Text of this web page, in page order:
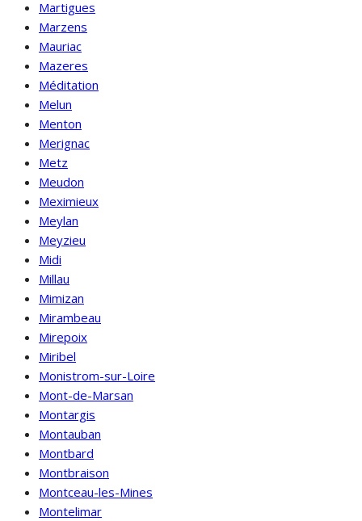
Martigues
Marzens
Mauriac
Mazeres
Méditation
Melun
Menton
Merignac
Metz
Meudon
Meximieux
Meylan
Meyzieu
Midi
Millau
Mimizan
Mirambeau
Mirepoix
Miribel
Monistrom-sur-Loire
Mont-de-Marsan
Montargis
Montauban
Montbard
Montbraison
Montceau-les-Mines
Montelimar